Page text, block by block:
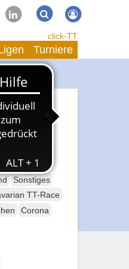
Suche Suchen
click-TT
Turniere
Jugend
Sonstiges
TT-Race
Corona